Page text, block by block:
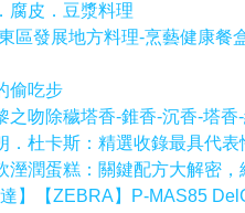
腐皮．豆漿料理
區發展地方料理-烹藝健康餐
偷吃步
之吻除穢塔香-錐香-沉香-塔
．杜卡斯：精選收錄最具代
溼潤蛋糕：關鍵配方大解密
】【ZEBRA】P-MAS85